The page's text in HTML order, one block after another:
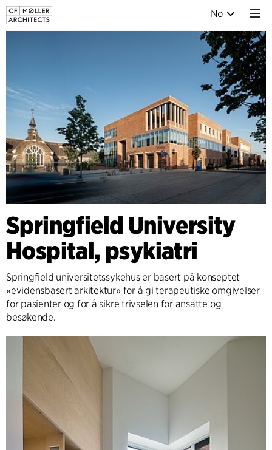
No
Springfield University
Hospital, psykiatri
Springfield universitetssykehus er basert på konseptet
«evidensbasert arkitektur» for å gi terapeutiske omgivelser
for pasienter og for å sikre trivselen for ansatte og
besøkende.